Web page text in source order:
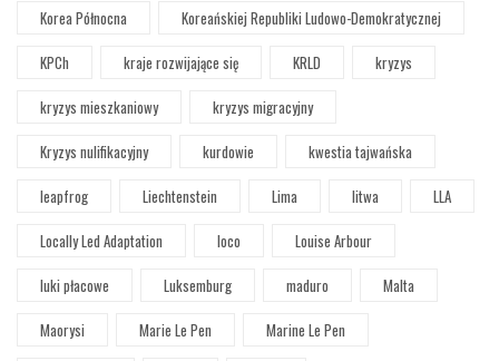
Korea Północna
Koreańskiej Republiki Ludowo-Demokratycznej
KPCh
kraje rozwijające się KRLD
kryzys
kryzys mieszkaniowy
kryzys migracyjny
Kryzys nulifikacyjny
kurdowie
kwestia tajwańska
leapfrog
Liechtenstein Lima litwa
LLA
Locally Led Adaptation
loco
Louise Arbour
luki płacowe
Luksemburg maduro
Malta
Maorysi
Marie Le Pen
Marine Le Pen